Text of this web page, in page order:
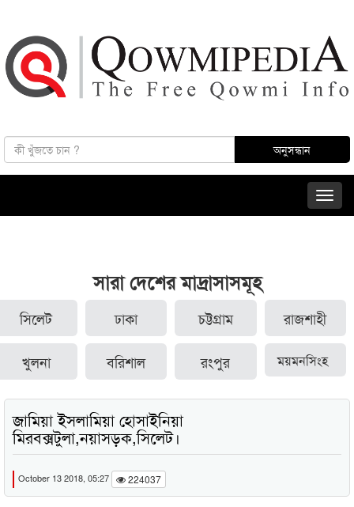
সারা দেশের মাদ্রাসাসমূহ
সিলেট ঢাকা চট্টগ্রাম রাজশাহী
খুলনা বরিশাল রংপুর ময়মনসিংহ
জামিয়া ইসলামিয়া হোসাইনিয়া
মিরবক্সটুলা,নয়াসড়ক,সিলেট।
October 13 2018, 05:27 224037